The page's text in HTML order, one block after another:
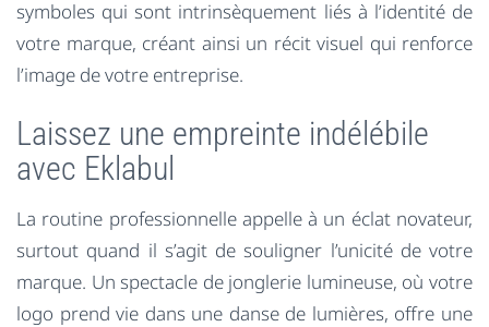
symboles qui sont intrinsèquement liés à l’identité de
votre marque, créant ainsi un récit visuel qui renforce
l’image de votre entreprise.
Laissez une empreinte indélébile
avec Eklabul
La routine professionnelle appelle à un éclat novateur,
surtout quand il s’agit de souligner l’unicité de votre
marque. Un spectacle de jonglerie lumineuse, où votre
logo prend vie dans une danse de lumières, offre une